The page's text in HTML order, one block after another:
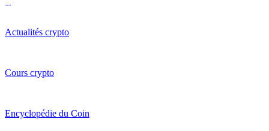
Actualités crypto
Cours crypto
Encyclopédie du Coin